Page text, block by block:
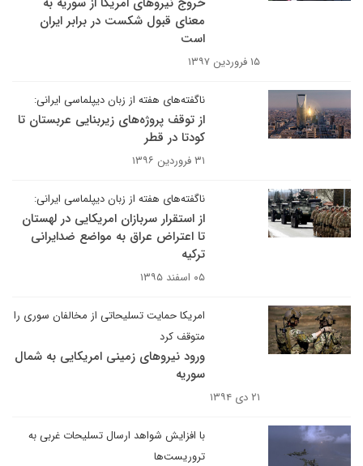
معنای قبول شکست در برابر ایران
است
۱۵ فروردین ۱۳۹۷
ناگفته‌های هفته از زبان دیپلماسی ایرانی:
از توقف پروژه‌های زیربنایی عربستان تا
کودتا در قطر
۳۱ فروردین ۱۳۹۶
ناگفته‌های هفته از زبان دیپلماسی ایرانی:
از استقرار سربازان امریکایی در لهستان
تا اعتراض عراق به مواضع ضدایرانی
ترکیه
۰۵ اسفند ۱۳۹۵
امریکا حمایت تسلیحاتی از مخالفان سوری را
متوقف کرد
ورود نیروهای زمینی امریکایی به شمال
سوریه
۲۱ دی ۱۳۹۴
با افزایش شواهد ارسال تسلیحات غربی به
تروریست‌ها